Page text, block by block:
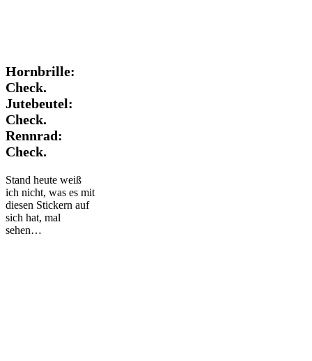
Hornbrille:
Check.
Jutebeutel:
Check.
Rennrad:
Check.
Hornbrille:
Check.
Jutebeutel:
Check.
Rennrad:
Check.
Stand heute weiß
ich nicht, was es mit
diesen Stickern auf
sich hat, mal
sehen…